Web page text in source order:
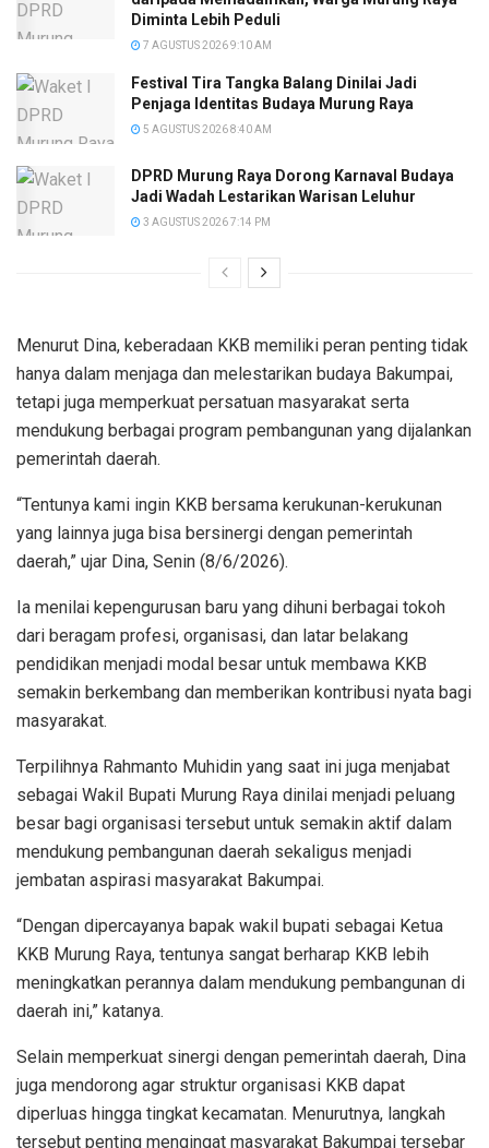
Diminta Lebih Peduli
7 AGUSTUS 2026 9:10 AM
Festival Tira Tangka Balang Dinilai Jadi
Penjaga Identitas Budaya Murung Raya
5 AGUSTUS 2026 8:40 AM
DPRD Murung Raya Dorong Karnaval Budaya
Jadi Wadah Lestarikan Warisan Leluhur
3 AGUSTUS 2026 7:14 PM
Menurut Dina, keberadaan KKB memiliki peran penting tidak
hanya dalam menjaga dan melestarikan budaya Bakumpai,
tetapi juga memperkuat persatuan masyarakat serta
mendukung berbagai program pembangunan yang dijalankan
pemerintah daerah.
“Tentunya kami ingin KKB bersama kerukunan-kerukunan
yang lainnya juga bisa bersinergi dengan pemerintah
daerah,” ujar Dina, Senin (8/6/2026).
Ia menilai kepengurusan baru yang dihuni berbagai tokoh
dari beragam profesi, organisasi, dan latar belakang
pendidikan menjadi modal besar untuk membawa KKB
semakin berkembang dan memberikan kontribusi nyata bagi
masyarakat.
Terpilihnya Rahmanto Muhidin yang saat ini juga menjabat
sebagai Wakil Bupati Murung Raya dinilai menjadi peluang
besar bagi organisasi tersebut untuk semakin aktif dalam
mendukung pembangunan daerah sekaligus menjadi
jembatan aspirasi masyarakat Bakumpai.
“Dengan dipercayanya bapak wakil bupati sebagai Ketua
KKB Murung Raya, tentunya sangat berharap KKB lebih
meningkatkan perannya dalam mendukung pembangunan di
daerah ini,” katanya.
Selain memperkuat sinergi dengan pemerintah daerah, Dina
juga mendorong agar struktur organisasi KKB dapat
diperluas hingga tingkat kecamatan. Menurutnya, langkah
tersebut penting mengingat masyarakat Bakumpai tersebar